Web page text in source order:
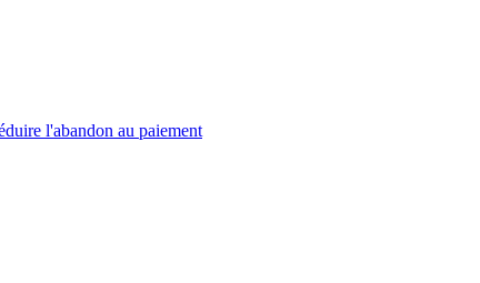
l'abandon au paiement